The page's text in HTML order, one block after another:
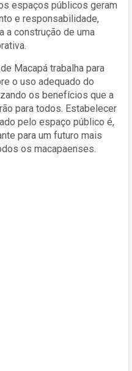
espaços públicos geram
e responsabilidade,
a construção de uma
Macapá trabalha para
o uso adequado do
os benefícios que a
para todos. Estabelecer
pelo espaço público é,
para um futuro mais
os macapaenses.